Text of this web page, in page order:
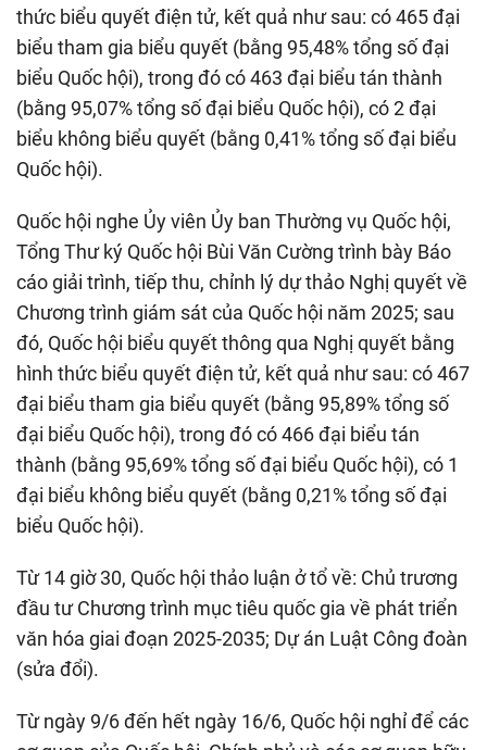
thức biểu quyết điện tử, kết quả như sau: có 465 đại
biểu tham gia biểu quyết (bằng 95,48% tổng số đại
biểu Quốc hội), trong đó có 463 đại biểu tán thành
(bằng 95,07% tổng số đại biểu Quốc hội), có 2 đại
biểu không biểu quyết (bằng 0,41% tổng số đại biểu
Quốc hội).
Quốc hội nghe Ủy viên Ủy ban Thường vụ Quốc hội,
Tổng Thư ký Quốc hội Bùi Văn Cường trình bày Báo
cáo giải trình, tiếp thu, chỉnh lý dự thảo Nghị quyết về
Chương trình giám sát của Quốc hội năm 2025; sau
đó, Quốc hội biểu quyết thông qua Nghị quyết bằng
hình thức biểu quyết điện tử, kết quả như sau: có 467
đại biểu tham gia biểu quyết (bằng 95,89% tổng số
đại biểu Quốc hội), trong đó có 466 đại biểu tán
thành (bằng 95,69% tổng số đại biểu Quốc hội), có 1
đại biểu không biểu quyết (bằng 0,21% tổng số đại
biểu Quốc hội).
Từ 14 giờ 30, Quốc hội thảo luận ở tổ về: Chủ trương
đầu tư Chương trình mục tiêu quốc gia về phát triển
văn hóa giai đoạn 2025-2035; Dự án Luật Công đoàn
(sửa đổi).
Từ ngày 9/6 đến hết ngày 16/6, Quốc hội nghỉ để các